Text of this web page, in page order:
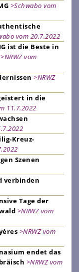
>Schwabo vom
vom 20.7.2022
ist die Beste in
vom
>NRWZ
in die
11.7.2022
Kreuz-
Szenen
verbinden
Tage der
>NRWZ vom
>NRWZ vom
endet das
>NRWZ vom